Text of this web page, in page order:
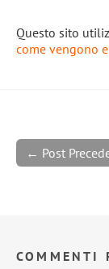
Questo sito
come vengono
← Post
COMMENTI